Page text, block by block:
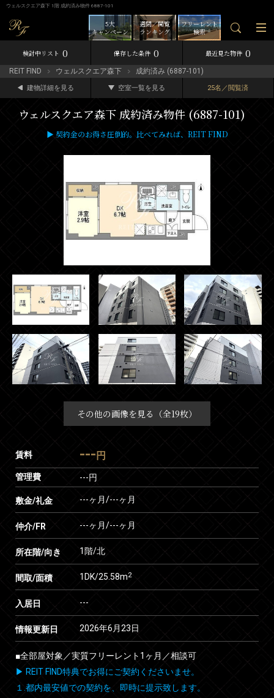
ウェルスクエア森下 1階 成約済み物件 6887-101
フリーレント
検索
週間／閲覧
ランキング
5大
キャンペーン
検討中リスト 0 保存した条件 0 最近見た物件 0
REIT FIND ウェルスクエア森下 成約済み (6887-101)
建物詳細を見る 空室一覧を見る 25名／閲覧済
ウェルスクエア森下 成約済み物件 (6887-101)
▶ 契約金のお得さ圧倒的。比べてみれば、REIT FIND
その他の画像を見る（全19枚）
賃料 --- 円
管理費 ---円
敷金/礼金 ---ヶ月/---ヶ月
仲介/FR ---ヶ月/---ヶ月
所在階/向き 1階/北
間取/面積 1DK/25.58m2
入居日 ---
情報更新日 2026年6月23日
■全部屋対象／実質フリーレント1ヶ月／相談可
▶ REIT FIND特典でお得にご契約くださいませ。
１.都内最安値での契約を、即時に提示致します。